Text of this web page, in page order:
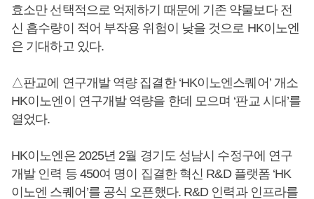
효소만 선택적으로 억제하기 때문에 기존 약물보다 전
신 흡수량이 적어 부작용 위험이 낮을 것으로 HK이노엔
은 기대하고 있다.
△판교에 연구개발 역량 집결한 ‘HK이노엔스퀘어’ 개소
HK이노엔이 연구개발 역량을 한데 모으며 ‘판교 시대’를
열었다.
HK이노엔은 2025년 2월 경기도 성남시 수정구에 연구
개발 인력 등 450여 명이 집결한 혁신 R&D 플랫폼 ‘HK
이노엔 스퀘어’를 공식 오픈했다. R&D 인력과 인프라를